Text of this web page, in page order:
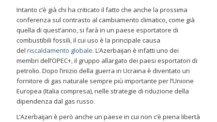
Intanto c’è già chi ha criticato il fatto che anche la prossima
conferenza sul contrasto al cambiamento climatico, come già
quella di quest’anno, si farà in un paese esportatore di
combustibili fossili, il cui uso è la principale causa
del riscaldamento globale. L’Azerbaijan è infatti uno dei
membri dell’OPEC+, il gruppo allargato dei paesi esportatori di
petrolio. Dopo l’inizio della guerra in Ucraina è diventato un
fornitore di gas naturale sempre più importante per l’Unione
Europea (Italia compresa), nelle strategie di riduzione della
dipendenza dal gas russo.
L’Azerbaijan è però anche un paese in cui non c’è piena libertà